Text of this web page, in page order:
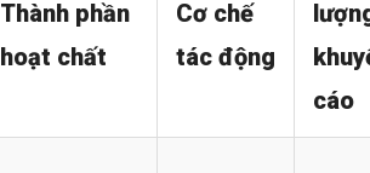
Thành phần
hoạt chất
Cơ chế
tác động
cáo